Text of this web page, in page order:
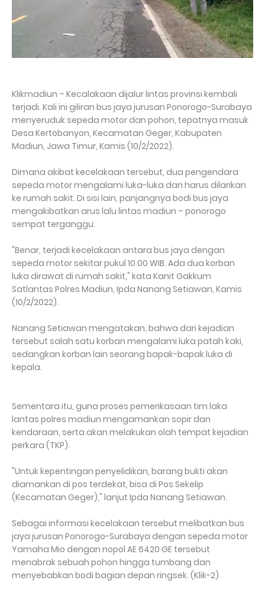
Klikmadiun – Kecalakaan dijalur lintas provinsi kembali
terjadi. Kali ini giliran bus jaya jurusan Ponorogo-Surabaya
menyeruduk sepeda motor dan pohon, tepatnya masuk
Desa Kertobanyon, Kecamatan Geger, Kabupaten
Madiun, Jawa Timur, Kamis (10/2/2022).
Dimana akibat kecelakaan tersebut, dua pengendara
sepeda motor mengalami luka-luka dan harus dilarikan
ke rumah sakit. Di sisi lain, panjangnya bodi bus jaya
mengakibatkan arus lalu lintas madiun – ponorogo
sempat terganggu.
"Benar, terjadi kecelakaan antara bus jaya dengan
sepeda motor sekitar pukul 10.00 WIB. Ada dua korban
luka dirawat di rumah sakit," kata Kanit Gakkum
Satlantas Polres Madiun, Ipda Nanang Setiawan, Kamis
(10/2/2022).
Nanang Setiawan mengatakan, bahwa dari kejadian
tersebut salah satu korban mengalami luka patah kaki,
sedangkan korban lain seorang bapak-bapak luka di
kepala.
Sementara itu, guna proses pemerikasaan tim laka
lantas polres madiun mengamankan sopir dan
kendaraan, serta akan melakukan olah tempat kejadian
perkara (TKP).
"Untuk kepentingan penyelidikan, barang bukti akan
diamankan di pos terdekat, bisa di Pos Sekelip
(Kecamatan Geger)," lanjut Ipda Nanang Setiawan.
Sebagai informasi kecelakaan tersebut melibatkan bus
jaya jurusan Ponorogo-Surabaya dengan sepeda motor
Yamaha Mio dengan nopol AE 6420 GE tersebut
menabrak sebuah pohon hingga tumbang dan
menyebabkan bodi bagian depan ringsek. (Klik-2)